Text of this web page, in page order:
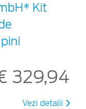
Kit
329,94
Vezi detalii